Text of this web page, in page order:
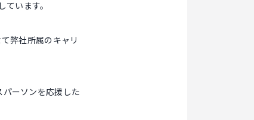
います。
弊社所属のキャリ
ーソンを応援した